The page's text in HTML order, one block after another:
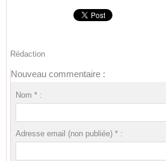
Rédaction
Nouveau commentaire :
Nom * :
Adresse email (non publiée) * :